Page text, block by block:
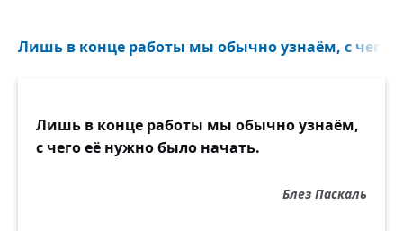
Лишь в конце работы мы обычно узнаём, с чего
Лишь в конце работы мы обычно узнаём,
с чего её нужно было начать.
Блез Паскаль